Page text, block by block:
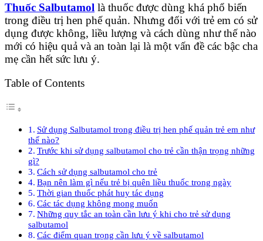
Thuốc Salbutamol là thuốc được dùng khá phổ biến
trong điều trị hen phế quản. Nhưng đối với trẻ em có sử
dụng được không, liều lượng và cách dùng như thế nào
mới có hiệu quả và an toàn lại là một vấn đề các bậc cha
mẹ cần hết sức lưu ý.
Table of Contents
Sử dụng Salbutamol trong điều trị hen phế quản trẻ em như
thế nào?
Trước khi sử dụng salbutamol cho trẻ cần thận trọng những
gì?
Cách sử dụng salbutamol cho trẻ
Bạn nên làm gì nếu trẻ bị quên liều thuốc trong ngày
Thời gian thuốc phát huy tác dụng
Các tác dụng không mong muốn
Những quy tắc an toàn cần lưu ý khi cho trẻ sử dụng
salbutamol
Các điểm quan trọng cần lưu ý về salbutamol